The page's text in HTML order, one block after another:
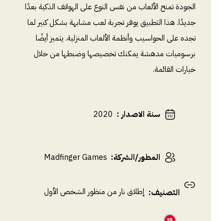
الجودة تمنح الألعاب من نفس النوع على الهواتف الذكية بعدًا
جديدًا. هذا التطبيق يوفر تجربة لعب مشابهة بشكل كبير لما
تجده على الحواسيب وأنظمة الألعاب المنزلية. يتميز أيضًا
برسوميات مدهشة يمكنك تخصيصها وضبطها من خلال
خيارات القائمة.
سنة الاصدار :
2020
المطور/الشركة:
Madfinger Games
التصنيف: إطلاق نار من منظور الشخص الأول